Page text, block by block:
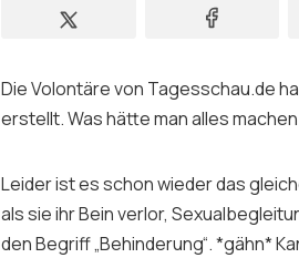
Die Volontäre von Tagesschau.de
erstellt. Was hätte man alles
Leider ist es schon wieder das
als sie ihr Bein verlor,
den Begriff „Behinderung“. *gähn*